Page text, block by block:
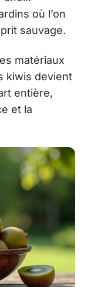
où l’on
sauvage.
matériaux
kiwis devient
entière,
et la